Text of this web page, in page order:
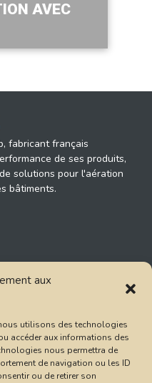
aux
utilisons des technologies
accéder aux informations des
nous permettra de
de navigation ou les ID
ou de retirer son
AVEC
fabricant français
de ses produits,
solutions pour l'aération
bâtiments.